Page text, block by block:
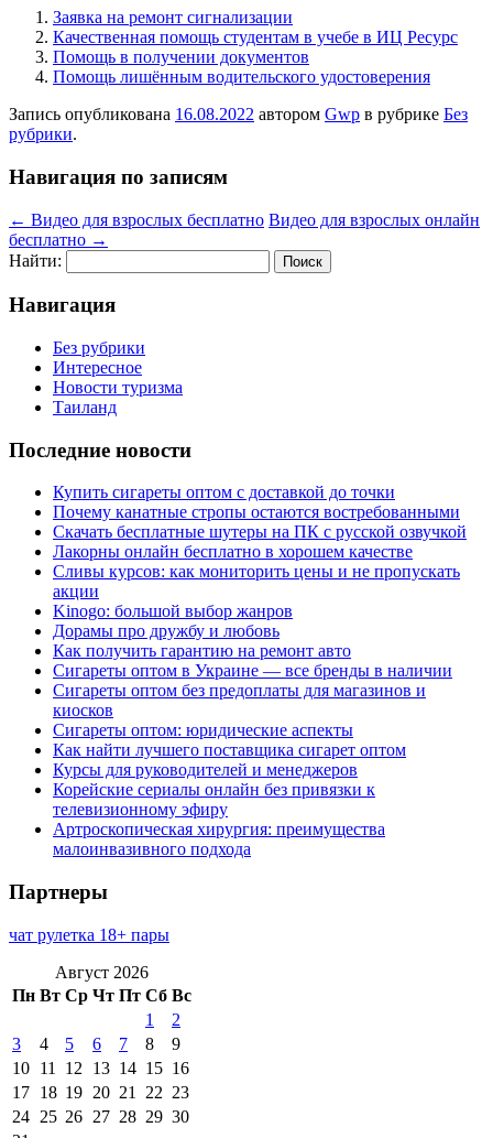
Заявка на ремонт сигнализации
Качественная помощь студентам в учебе в ИЦ Ресурс
Помощь в получении документов
Помощь лишённым водительского удостоверения
Запись опубликована 16.08.2022 автором Gwp в рубрике Без
рубрики.
Навигация по записям
← Видео для взрослых бесплатно Видео для взрослых онлайн
бесплатно →
Найти:
Навигация
Без рубрики
Интересное
Новости туризма
Таиланд
Последние новости
Купить сигареты оптом с доставкой до точки
Почему канатные стропы остаются востребованными
Скачать бесплатные шутеры на ПК с русской озвучкой
Лакорны онлайн бесплатно в хорошем качестве
Сливы курсов: как мониторить цены и не пропускать
акции
Kinogo: большой выбор жанров
Дорамы про дружбу и любовь
Как получить гарантию на ремонт авто
Сигареты оптом в Украине — все бренды в наличии
Сигареты оптом без предоплаты для магазинов и
киосков
Сигареты оптом: юридические аспекты
Как найти лучшего поставщика сигарет оптом
Курсы для руководителей и менеджеров
Корейские сериалы онлайн без привязки к
телевизионному эфиру
Артроскопическая хирургия: преимущества
малоинвазивного подхода
Партнеры
чат рулетка 18+ пары
Август 2026
Пн Вт Ср Чт Пт Сб Вс
1
2
3
4 5 6 7 8
9
10 11 12 13 14 15 16
17 18 19 20 21 22 23
24 25 26 27 28 29 30